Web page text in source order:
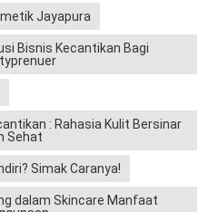
Jayapura
Bisnis Kecantikan Bagi
: Rahasia Kulit Bersinar
Sehat
Simak Caranya!
dalam Skincare Manfaat